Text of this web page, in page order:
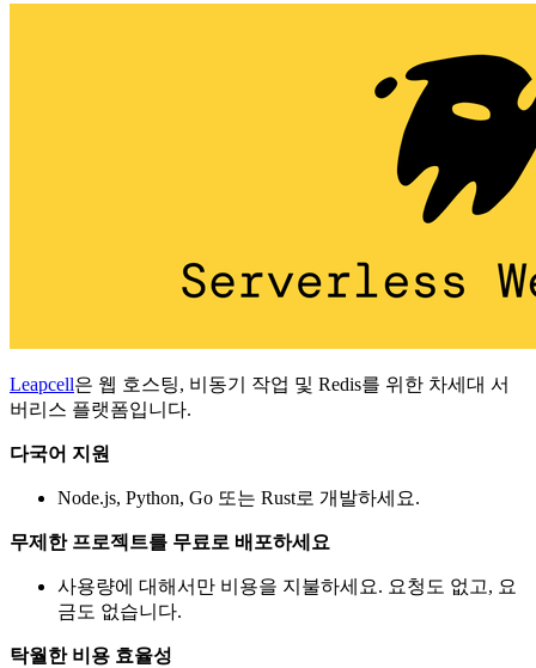
Leapcell은 웹 호스팅, 비동기 작업 및 Redis를 위한 차세대 서
버리스 플랫폼입니다.
다국어 지원
Node.js, Python, Go 또는 Rust로 개발하세요.
무제한 프로젝트를 무료로 배포하세요
사용량에 대해서만 비용을 지불하세요. 요청도 없고, 요
금도 없습니다.
탁월한 비용 효율성